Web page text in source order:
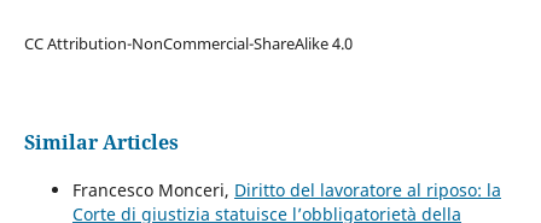
CC Attribution-NonCommercial-ShareAlike 4.0
Similar Articles
Francesco Monceri, Diritto del lavoratore al riposo: la
Corte di giustizia statuisce l’obbligatorietà della